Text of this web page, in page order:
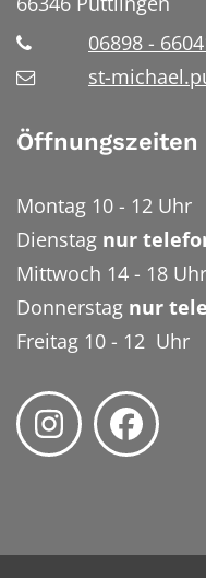
06898 -
st-
Öffnungszeiten
Montag 10 - 12 Uhr
Dienstag nur
Mittwoch 14 - 18 Uhr
Donnerstag nur
Freitag 10 - 12 Uhr